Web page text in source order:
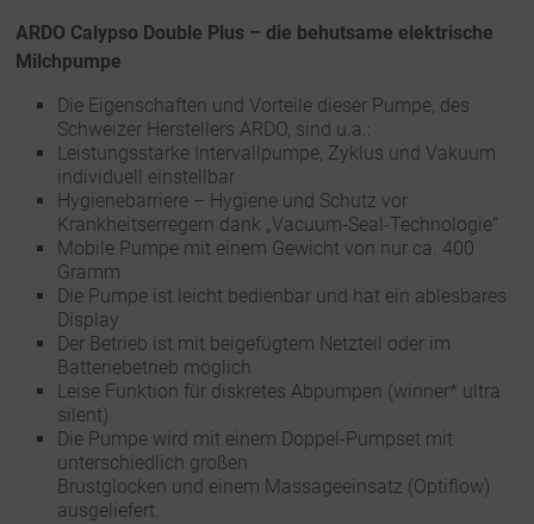
ARDO Calypso Double Plus – die behutsame elektrische
Milchpumpe
Die Eigenschaften und Vorteile dieser Pumpe, des
Schweizer Herstellers ARDO, sind u.a.:
Leistungsstarke Intervallpumpe, Zyklus und Vakuum
individuell einstellbar
Hygienebarriere – Hygiene und Schutz vor
Krankheitserregern dank „Vacuum-Seal-Technologie“
Mobile Pumpe mit einem Gewicht von nur ca. 400
Gramm
Die Pumpe ist leicht bedienbar und hat ein ablesbares
Display
Der Betrieb ist mit beigefügtem Netzteil oder im
Batteriebetrieb möglich
Leise Funktion für diskretes Abpumpen (winner* ultra
silent)
Die Pumpe wird mit einem Doppel-Pumpset mit
unterschiedlich großen
Brustglocken und einem Massageeinsatz (Optiflow)
ausgeliefert.